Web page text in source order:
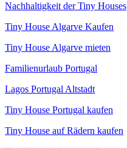
Nachhaltigkeit der Tiny Houses
Tiny House Algarve Kaufen
Tiny House Algarve mieten
Familienurlaub Portugal
Lagos Portugal Altstadt
Tiny House Portugal kaufen
Tiny House auf Rädern kaufen